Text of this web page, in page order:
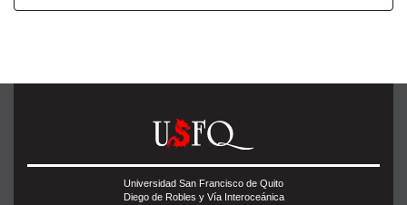
Universidad San Francisco de Quito
Diego de Robles y Vía Interoceánica